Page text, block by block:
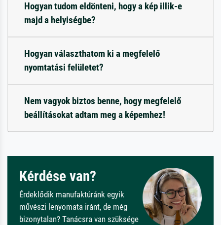
Hogyan tudom eldönteni, hogy a kép illik-e
majd a helyiségbe?
Hogyan választhatom ki a megfelelő
nyomtatási felületet?
Nem vagyok biztos benne, hogy megfelelő
beállításokat adtam meg a képemhez!
Kérdése van?
Érdeklődik manufaktúránk egyik
művészi lenyomata iránt, de még
bizonytalan? Tanácsra van szüksége